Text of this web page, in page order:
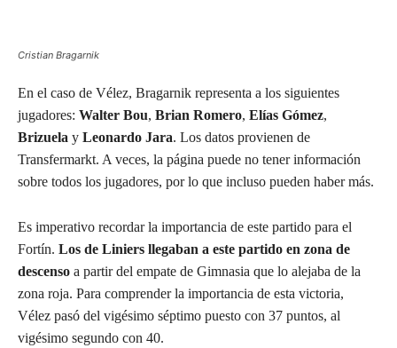
Cristian Bragarnik
En el caso de Vélez, Bragarnik representa a los siguientes
jugadores: Walter Bou, Brian Romero, Elías Gómez,
Brizuela y Leonardo Jara. Los datos provienen de
Transfermarkt. A veces, la página puede no tener información
sobre todos los jugadores, por lo que incluso pueden haber más.
Es imperativo recordar la importancia de este partido para el
Fortín. Los de Liniers llegaban a este partido en zona de
descenso a partir del empate de Gimnasia que lo alejaba de la
zona roja. Para comprender la importancia de esta victoria,
Vélez pasó del vigésimo séptimo puesto con 37 puntos, al
vigésimo segundo con 40.